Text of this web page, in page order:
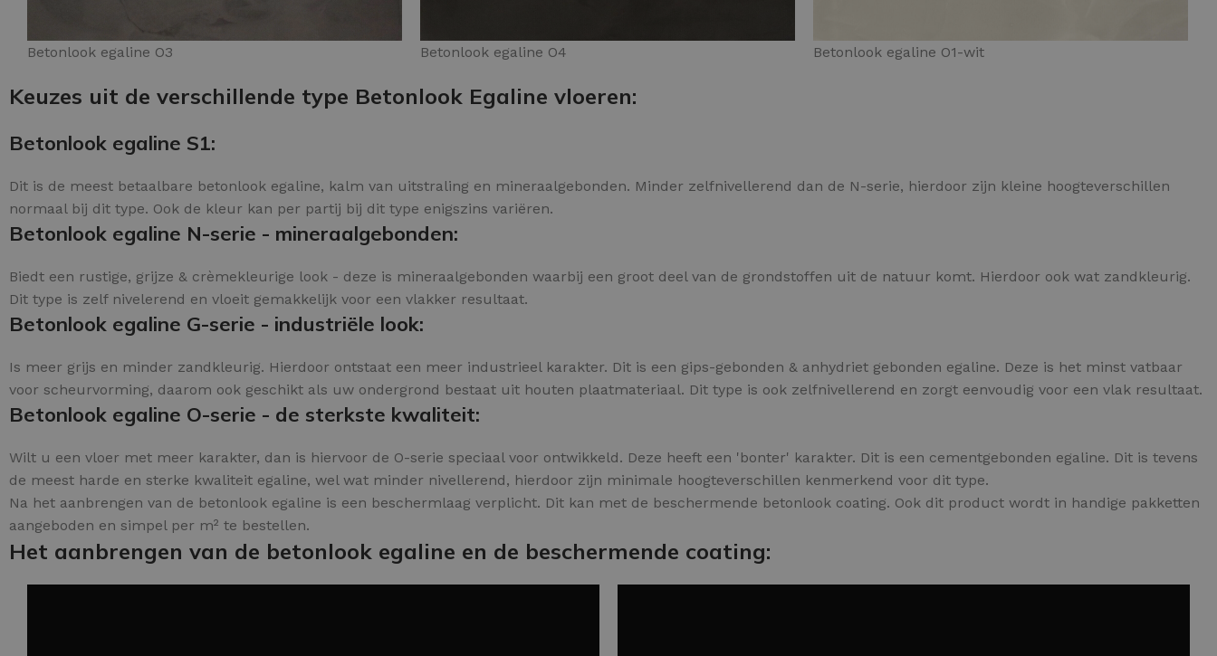
Betonlook egaline O3 Betonlook egaline O4 Betonlook egaline O1-wit
Keuzes uit de verschillende type Betonlook Egaline vloeren:
Betonlook egaline S1:
Dit is de meest betaalbare betonlook egaline, kalm van uitstraling en mineraalgebonden. Minder zelfnivellerend dan de N-serie, hierdoor zijn kleine hoogteverschillen
normaal bij dit type. Ook de kleur kan per partij bij dit type enigszins variëren.
Betonlook egaline N-serie - mineraalgebonden:
Biedt een rustige, grijze & crèmekleurige look - deze is mineraalgebonden waarbij een groot deel van de grondstoffen uit de natuur komt. Hierdoor ook wat zandkleurig.
Dit type is zelf nivelerend en vloeit gemakkelijk voor een vlakker resultaat.
Betonlook egaline G-serie - industriële look:
Is meer grijs en minder zandkleurig. Hierdoor ontstaat een meer industrieel karakter. Dit is een gips-gebonden & anhydriet gebonden egaline. Deze is het minst vatbaar
voor scheurvorming, daarom ook geschikt als uw ondergrond bestaat uit houten plaatmateriaal. Dit type is ook zelfnivellerend en zorgt eenvoudig voor een vlak resultaat.
Betonlook egaline O-serie - de sterkste kwaliteit:
Wilt u een vloer met meer karakter, dan is hiervoor de O-serie speciaal voor ontwikkeld. Deze heeft een 'bonter' karakter. Dit is een cementgebonden egaline. Dit is tevens
de meest harde en sterke kwaliteit egaline, wel wat minder nivellerend, hierdoor zijn minimale hoogteverschillen kenmerkend voor dit type.
Na het aanbrengen van de betonlook egaline is een beschermlaag verplicht. Dit kan met de beschermende betonlook coating. Ook dit product wordt in handige pakketten
aangeboden en simpel per m² te bestellen.
Het aanbrengen van de betonlook egaline en de beschermende coating: